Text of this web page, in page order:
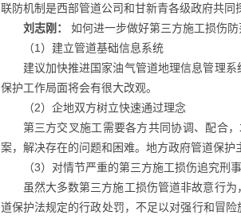
联防机制是西部管道公司和甘新青各级政府共
刘志刚：
如何进一步做好第三方施工损伤
（1）建立管道基础信息系统
建议加快推进国家油气管道地理信息管理
保护工作局面将会有很大改观。
（2）企地双方树立快速通过理念
第三方交叉施工需要各方共同协调、配合
案，解决存在的问题和困难。地方政府管道保
（3）对情节严重的第三方施工损伤追究刑
虽然大多数第三方施工损伤管道非故意行
道保护法规定的行政处罚，不足以对强行和冒